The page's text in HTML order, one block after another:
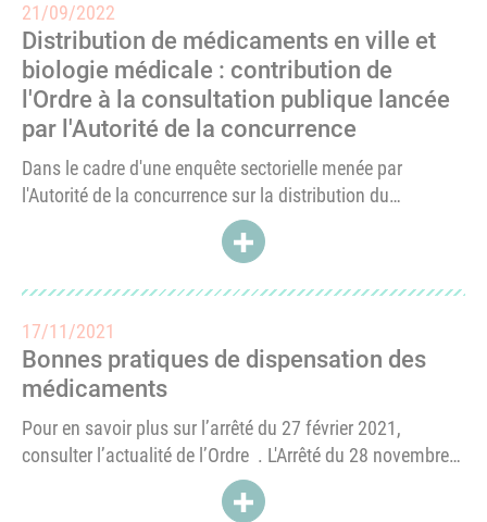
21/09/2022
Distribution de médicaments en ville et
biologie médicale : contribution de
l'Ordre à la consultation publique lancée
par l'Autorité de la concurrence
Dans le cadre d'une enquête sectorielle menée par
l'Autorité de la concurrence sur la distribution du
médicament en ville et la biologie médicale, l'Ordre a
apporté sa contribution à la consultation publique
ACCÉDER À DISTRIBUTION
17/11/2021
Bonnes pratiques de dispensation des
médicaments
Pour en savoir plus sur l’arrêté du 27 février 2021,
consulter l’actualité de l’Ordre . L'Arrêté du 28 novembre
2016 relatif aux bonnes pratiques de dispensation des
médicaments dans les pharmacies d'officine, les
ACCÉDER À BONNES